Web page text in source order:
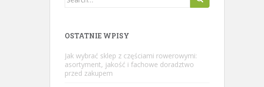
OSTATNIE WPISY
Jak wybrać sklep z częściami rowerowymi:
asortyment, jakość i fachowe doradztwo
przed zakupem